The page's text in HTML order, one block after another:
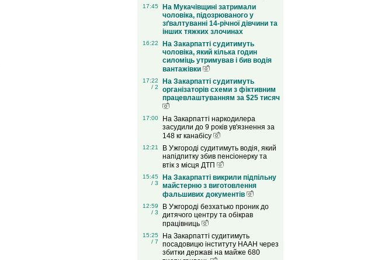
17:45
На Мукачівщині затримали
чоловіка, підозрюваного у
зґвалтуванні 14-річної дівчини та
інших тяжких злочинах
16:22
На Закарпатті судитимуть
чоловіка, який кілька годин
силоміць утримував і бив водія
вантажівки
17:22
/ 2
На Закарпатті судитимуть
організаторів схеми з фіктивним
працевлаштуванням за $25 тисяч
17:00
На Закарпатті наркодилера
засудили до 9 років ув'язнення за
148 кг канабісу
12:21
В Ужгороді судитимуть водія, який
напідпитку збив пенсіонерку та
втік з місця ДТП
15:45
/ 3
На Закарпатті викрили підпільну
майстерню з виготовлення
фальшивих документів
12:59
/ 3
В Ужгороді безхатько проник до
дитячого центру та обікрав
працівниць
15:25
/ 7
На Закарпатті судитимуть
посадовицю інституту НААН через
збитки державі на майже 680